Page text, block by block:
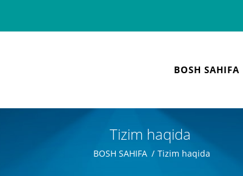
BOSH SAHIFA
Tizim haqida
BOSH SAHIFA Tizim haqida